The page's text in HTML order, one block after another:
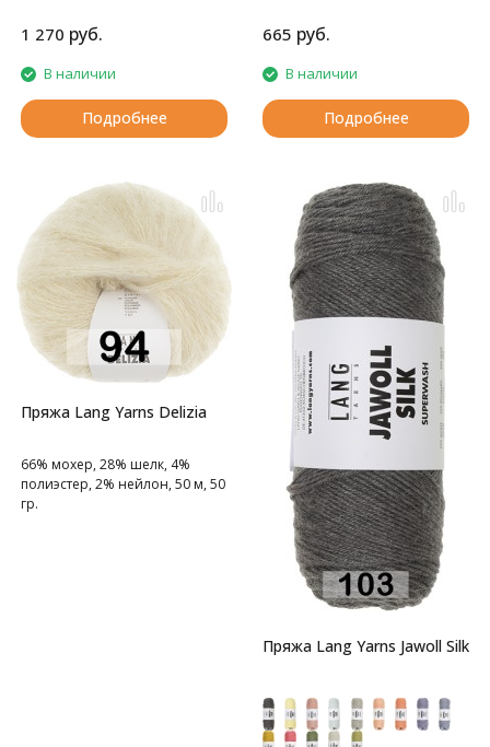
1 270 руб.
В наличии
Подробнее
665 руб.
В наличии
Подробнее
Пряжа Lang Yarns Delizia
66% мохер, 28% шелк, 4%
полиэстер, 2% нейлон, 50 м, 50
гр.
Пряжа Lang Yarns Jawoll Silk